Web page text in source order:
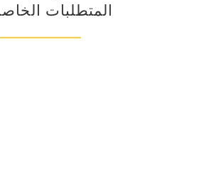
المتطلبات